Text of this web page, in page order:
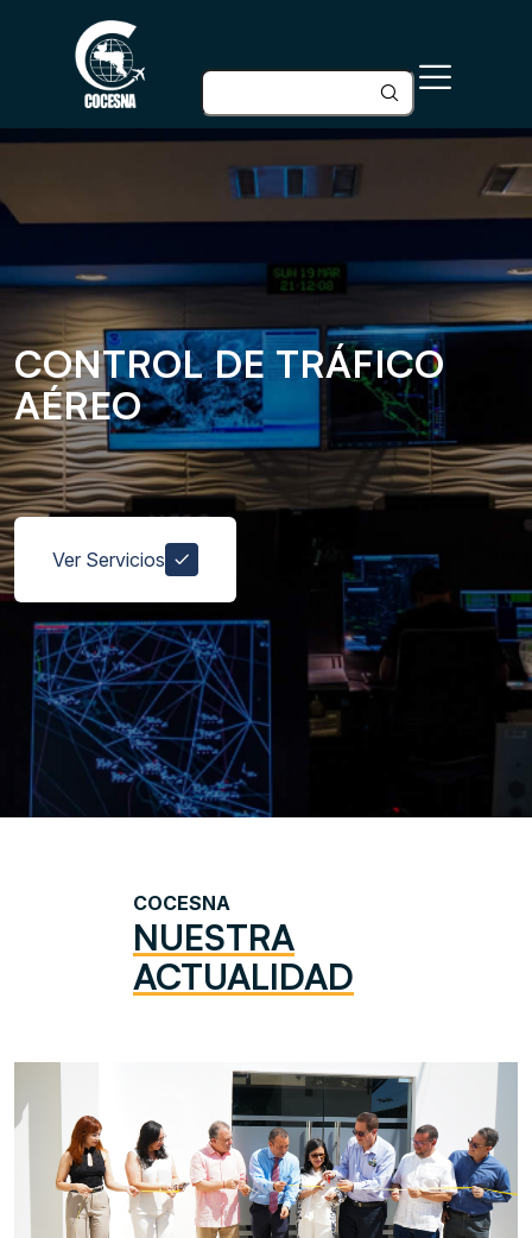
CONTROL DE TRÁFICO
AÉREO
Ver Servicios
COCESNA
NUESTRA
ACTUALIDAD